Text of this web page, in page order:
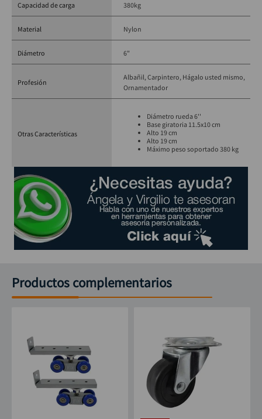
Capacidad de carga 380kg
Material Nylon
Diámetro 6"
Profesión
Albañil Carpintero Hágalo usted mismo
Ornamentador
Otras Características
Diámetro rueda 6''
Base giratoria 11.5x10 cm
Alto 19 cm
Alto 19 cm
Máximo peso soportado 380 kg
Productos complementarios